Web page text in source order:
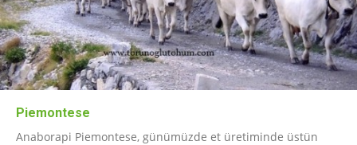
Piemontese
Anaborapi Piemontese, günümüzde et üretiminde üstün